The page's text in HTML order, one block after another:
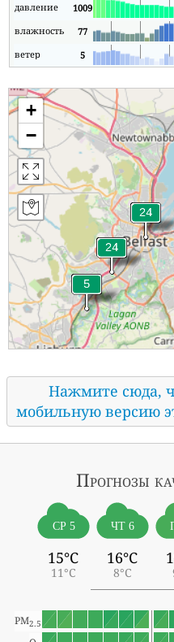
давление 1009
влажность
77
ветер
5
+
−
Нажмите сюда,
мобильную версию
Прогнозы
СР 5
15°C
11°C
ЧТ 6
16°C
8°C
PM2.5